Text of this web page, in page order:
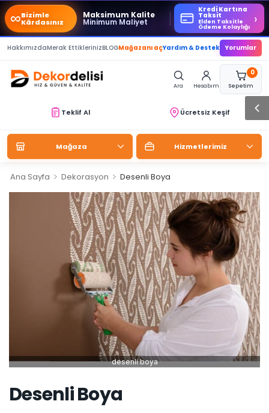
∞Bizimle
Kârdasınız
Maksimum Kalite
Minimum Maliyet
Kredi Kartına
Taksit
Elden Taksitle
Ödeme Kolaylığı
›
HakkımızdaMerak EttiklerinizBLOGMağazanı açYardım & Destek Yorumlar
Ara Hesabım
0
Sepetim
Teklif Al Ücretsiz Keşif
Mağaza Hizmetlerimiz
Ana Sayfa > Dekorasyon > Desenli Boya
desenli boya
Desenli Boya